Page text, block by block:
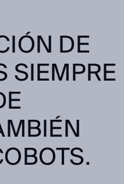
DE
SIEMPRE